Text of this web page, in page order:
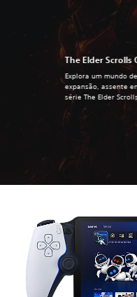
The Elder Scrolls
Explora um mundo
expansão, assente
série The Elder Scrolls